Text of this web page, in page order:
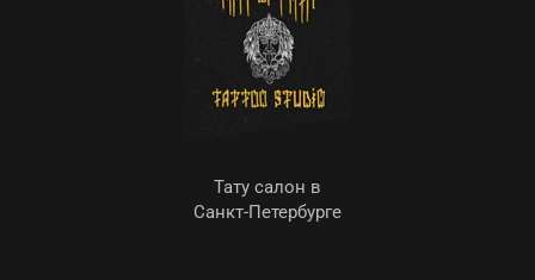
Тату салон в
Санкт-Петербурге